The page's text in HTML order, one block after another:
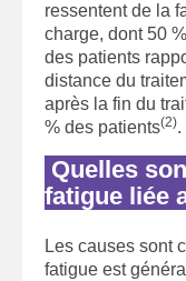
ressentent de la
charge, dont 50
des patients
distance du
après la fin du
% des patients(2).
Quelles
fatigue liée
Les causes sont
fatigue est